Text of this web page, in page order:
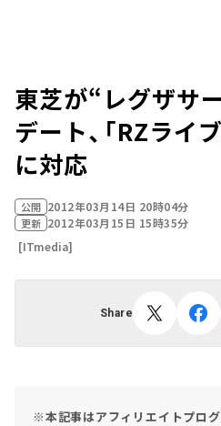
東芝が“レグザサ
デート、「RZライ
に対応
公開 2012年03月14日 20時04分
更新 2012年03月15日 15時35分
[ITmedia]
Share
※本記事はアフィリエイトプロ